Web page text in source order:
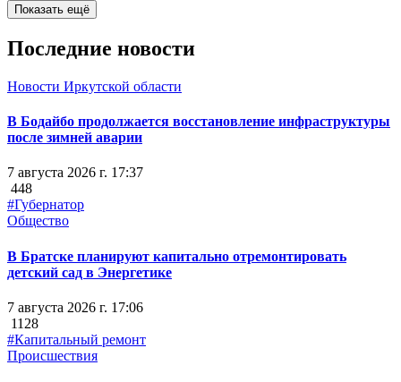
Показать ещё
Последние новости
Новости Иркутской области
В Бодайбо продолжается восстановление инфраструктуры
после зимней аварии
7 августа 2026 г. 17:37
448
#Губернатор
Общество
В Братске планируют капитально отремонтировать
детский сад в Энергетике
7 августа 2026 г. 17:06
1128
#Капитальный ремонт
Происшествия